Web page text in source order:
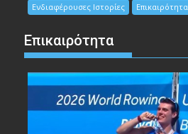
Ενδιαφέρουσες Ιστορίες Επικαιρότητα
Επικαιρότητα